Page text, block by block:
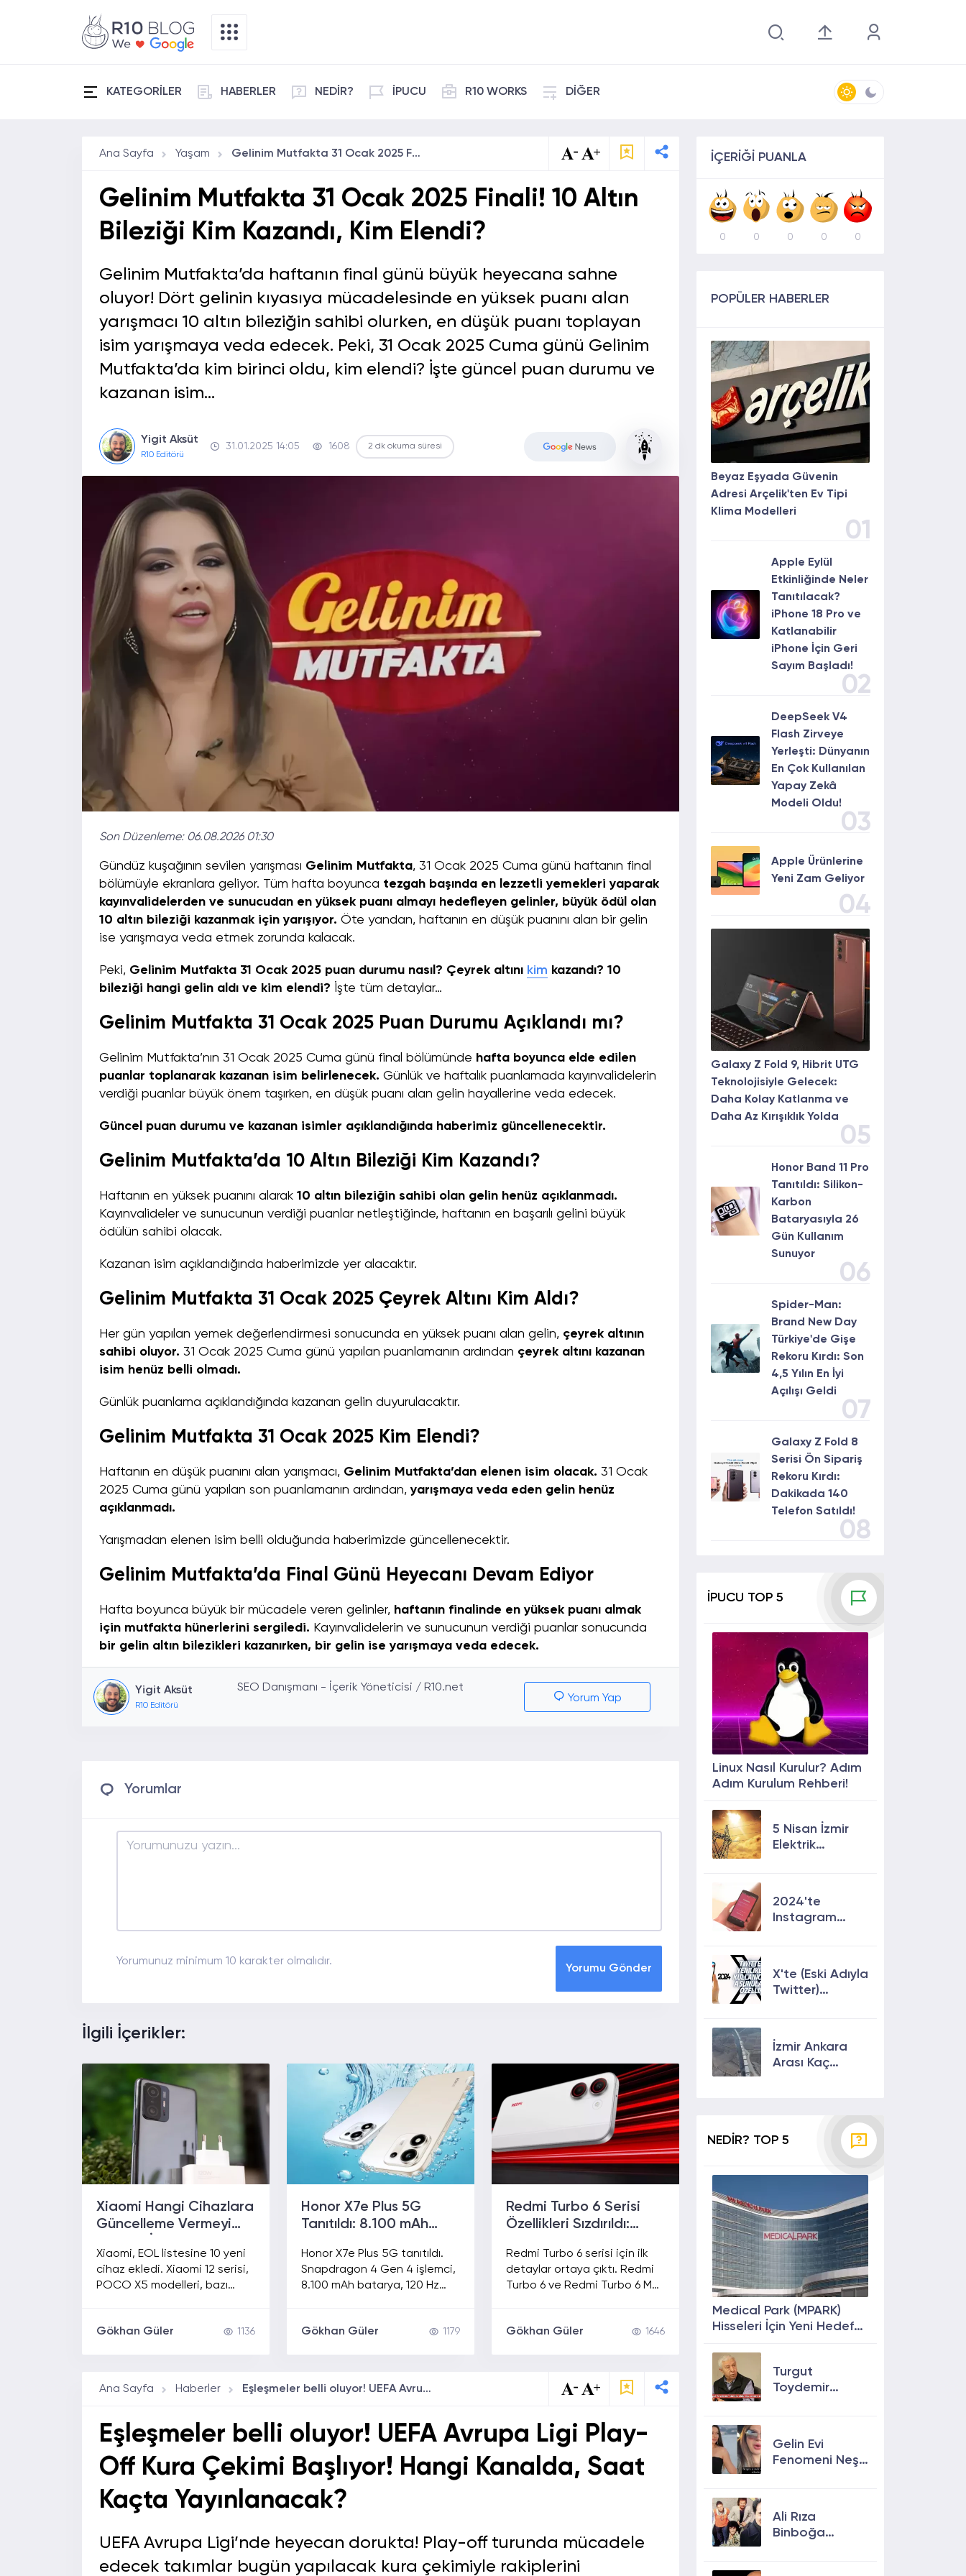
KATEGORİLER HABERLER NEDİR? İPUCU R10 WORKS DİĞER
Ana Sayfa Yaşam Gelinim Mutfakta 31 Ocak 2025 Finali! 10 Altın Bileziği Kim Kazandı, Kim Elendi?
Gelinim Mutfakta 31 Ocak 2025 Finali! 10 Altın
Bileziği Kim Kazandı, Kim Elendi?
Gelinim Mutfakta’da haftanın final günü büyük heyecana sahne
oluyor! Dört gelinin kıyasıya mücadelesinde en yüksek puanı alan
yarışmacı 10 altın bileziğin sahibi olurken, en düşük puanı toplayan
isim yarışmaya veda edecek. Peki, 31 Ocak 2025 Cuma günü Gelinim
Mutfakta’da kim birinci oldu, kim elendi? İşte güncel puan durumu ve
kazanan isim…
Yigit Aksüt
R10 Editörü
31.01.2025 14:05 1608 2 dk okuma süresi
Son Düzenleme: 06.08.2026 01:30
Gündüz kuşağının sevilen yarışması Gelinim Mutfakta, 31 Ocak 2025 Cuma günü haftanın final
bölümüyle ekranlara geliyor. Tüm hafta boyunca tezgah başında en lezzetli yemekleri yaparak
kayınvalidelerden ve sunucudan en yüksek puanı almayı hedefleyen gelinler, büyük ödül olan
10 altın bileziği kazanmak için yarışıyor. Öte yandan, haftanın en düşük puanını alan bir gelin
ise yarışmaya veda etmek zorunda kalacak.
Peki, Gelinim Mutfakta 31 Ocak 2025 puan durumu nasıl? Çeyrek altını kim kazandı? 10
bileziği hangi gelin aldı ve kim elendi? İşte tüm detaylar…
Gelinim Mutfakta 31 Ocak 2025 Puan Durumu Açıklandı mı?
Gelinim Mutfakta’nın 31 Ocak 2025 Cuma günü final bölümünde hafta boyunca elde edilen
puanlar toplanarak kazanan isim belirlenecek. Günlük ve haftalık puanlamada kayınvalidelerin
verdiği puanlar büyük önem taşırken, en düşük puanı alan gelin hayallerine veda edecek.
Güncel puan durumu ve kazanan isimler açıklandığında haberimiz güncellenecektir.
Gelinim Mutfakta’da 10 Altın Bileziği Kim Kazandı?
Haftanın en yüksek puanını alarak 10 altın bileziğin sahibi olan gelin henüz açıklanmadı.
Kayınvalideler ve sunucunun verdiği puanlar netleştiğinde, haftanın en başarılı gelini büyük
ödülün sahibi olacak.
Kazanan isim açıklandığında haberimizde yer alacaktır.
Gelinim Mutfakta 31 Ocak 2025 Çeyrek Altını Kim Aldı?
Her gün yapılan yemek değerlendirmesi sonucunda en yüksek puanı alan gelin, çeyrek altının
sahibi oluyor. 31 Ocak 2025 Cuma günü yapılan puanlamanın ardından çeyrek altını kazanan
isim henüz belli olmadı.
Günlük puanlama açıklandığında kazanan gelin duyurulacaktır.
Gelinim Mutfakta 31 Ocak 2025 Kim Elendi?
Haftanın en düşük puanını alan yarışmacı, Gelinim Mutfakta’dan elenen isim olacak. 31 Ocak
2025 Cuma günü yapılan son puanlamanın ardından,yarışmaya veda eden gelin henüz
açıklanmadı.
Yarışmadan elenen isim belli olduğunda haberimizde güncellenecektir.
Gelinim Mutfakta’da Final Günü Heyecanı Devam Ediyor
Hafta boyunca büyük bir mücadele veren gelinler, haftanın finalinde en yüksek puanı almak
için mutfakta hünerlerini sergiledi. Kayınvalidelerin ve sunucunun verdiği puanlar sonucunda
bir gelin altın bilezikleri kazanırken, bir gelin ise yarışmaya veda edecek.
Yigit Aksüt
R10 Editörü
SEO Danışmanı - İçerik Yöneticisi / R10.net
Yorum Yap
Yorumlar
Yorumunuz minimum 10 karakter olmalıdır.
Yorumu Gönder
İlgili İçerikler:
Xiaomi Hangi Cihazlara
Güncelleme Vermeyi
Desteği Sona Eren 10
Model
Xiaomi, EOL listesine 10 yeni
cihaz ekledi. Xiaomi 12 serisi,
POCO X5 modelleri, bazı
güncellemeleri, Android
Gökhan Güler 1136
Honor X7e Plus 5G
Tanıtıldı: 8.100 mAh
4 Gen 4 ve 120 Hz
Ekranla Geliyor
Honor X7e Plus 5G tanıtıldı.
Snapdragon 4 Gen 4 işlemci,
8.100 mAh batarya, 120 Hz
Gökhan Güler
1179
Redmi Turbo 6 Serisi
Özellikleri Sızdırıldı:
Dikkat Çekiyor
Redmi Turbo 6 serisi için ilk
detaylar ortaya çıktı. Redmi
Turbo 6 ve Redmi Turbo 6 Max
ve yeni MediaTek işlemcilerle
Gökhan Güler 1646
Ana Sayfa Haberler Eşleşmeler belli oluyor! UEFA Avrupa Ligi Play-Off Kura Çekimi Başlıyor! Hangi Kanalda, Saat Kaçta Yayınlanacak?
Eşleşmeler belli oluyor! UEFA Avrupa Ligi Play-
Off Kura Çekimi Başlıyor! Hangi Kanalda, Saat
Kaçta Yayınlanacak?
UEFA Avrupa Ligi’nde heyecan dorukta! Play-off turunda mücadele
edecek takımlar bugün yapılacak kura çekimiyle rakiplerini
İÇERİĞİ PUANLA
0 0 0 0 0
POPÜLER HABERLER
Beyaz Eşyada Güvenin
Adresi Arçelik'ten Ev Tipi
Klima Modelleri
01
Apple Eylül
Etkinliğinde Neler
Tanıtılacak?
iPhone 18 Pro ve
Katlanabilir
iPhone İçin Geri
Sayım Başladı!
02
DeepSeek V4
Flash Zirveye
Yerleşti: Dünyanın
En Çok Kullanılan
Yapay Zekâ
Modeli Oldu!
03
Apple Ürünlerine
Yeni Zam Geliyor
04
Galaxy Z Fold 9, Hibrit UTG
Teknolojisiyle Gelecek:
Daha Kolay Katlanma ve
Daha Az Kırışıklık Yolda
05
Honor Band 11 Pro
Tanıtıldı: Silikon-
Karbon
Bataryasıyla 26
Gün Kullanım
Sunuyor
06
Spider-Man:
Brand New Day
Türkiye'de Gişe
Rekoru Kırdı: Son
4,5 Yılın En İyi
Açılışı Geldi
07
Galaxy Z Fold 8
Serisi Ön Sipariş
Rekoru Kırdı:
Dakikada 140
Telefon Satıldı!
08
İPUCU TOP 5
Linux Nasıl Kurulur? Adım
Adım Kurulum Rehberi!
5 Nisan İzmir
Elektrik
2024'te
Instagram
Etkili Yolları!
X'te (Eski Adıyla
Twitter)
Sunulan Son
Özellikler 2024
İzmir Ankara
Arası Kaç
NEDİR? TOP 5
Medical Park (MPARK)
Hisseleri İçin Yeni Hedef
Potansiyeli
Turgut
Toydemir
Gelin Evi
Fenomeni Neşe
neden öldü?
Ali Rıza
Binboğa